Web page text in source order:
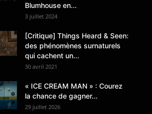
Blumhouse en...
3 juillet 2024
[Critique] Things Heard & Seen:
des phénomènes surnaturels
qui cachent un...
30 avril 2021
« ICE CREAM MAN » : Courez
la chance de gagner...
29 juillet 2026